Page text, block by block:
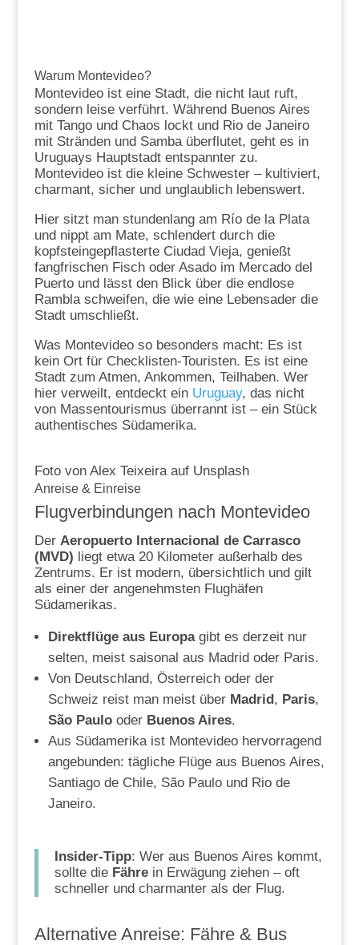
Warum Montevideo?
Montevideo ist eine Stadt, die nicht laut ruft,
sondern leise verführt. Während Buenos Aires
mit Tango und Chaos lockt und Rio de Janeiro
mit Stränden und Samba überflutet, geht es in
Uruguays Hauptstadt entspannter zu.
Montevideo ist die kleine Schwester – kultiviert,
charmant, sicher und unglaublich lebenswert.
Hier sitzt man stundenlang am Río de la Plata
und nippt am Mate, schlendert durch die
kopfsteingepflasterte Ciudad Vieja, genießt
fangfrischen Fisch oder Asado im Mercado del
Puerto und lässt den Blick über die endlose
Rambla schweifen, die wie eine Lebensader die
Stadt umschließt.
Was Montevideo so besonders macht: Es ist
kein Ort für Checklisten-Touristen. Es ist eine
Stadt zum Atmen, Ankommen, Teilhaben. Wer
hier verweilt, entdeckt ein Uruguay, das nicht
von Massentourismus überrannt ist – ein Stück
authentisches Südamerika.
Foto von Alex Teixeira auf Unsplash
Anreise & Einreise
Flugverbindungen nach Montevideo
Der Aeropuerto Internacional de Carrasco
(MVD) liegt etwa 20 Kilometer außerhalb des
Zentrums. Er ist modern, übersichtlich und gilt
als einer der angenehmsten Flughäfen
Südamerikas.
Direktflüge aus Europagibt es derzeit nur
selten, meist saisonal aus Madrid oder Paris.
Von Deutschland, Österreich oder der
Schweiz reist man meist über Madrid, Paris,
São Paulooder Buenos Aires.
Aus Südamerika ist Montevideo hervorragend
angebunden: tägliche Flüge aus Buenos Aires,
Santiago de Chile, São Paulo und Rio de
Janeiro.
Insider-Tipp: Wer aus Buenos Aires kommt,
sollte die Fährein Erwägung ziehen – oft
schneller und charmanter als der Flug.
Alternative Anreise: Fähre & Bus